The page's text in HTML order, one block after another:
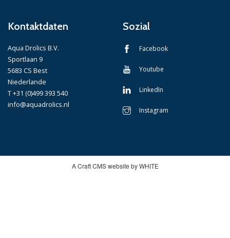
Kontaktdaten
Aqua Drolics B.V.
Sportlaan 9
5683 CS Best
Niederlande
T +31 (0)499 393 540
info@aquadrolics.nl
Sozial
Facebook
Youtube
LinkedIn
Instagram
A Craft CMS website by WHITE